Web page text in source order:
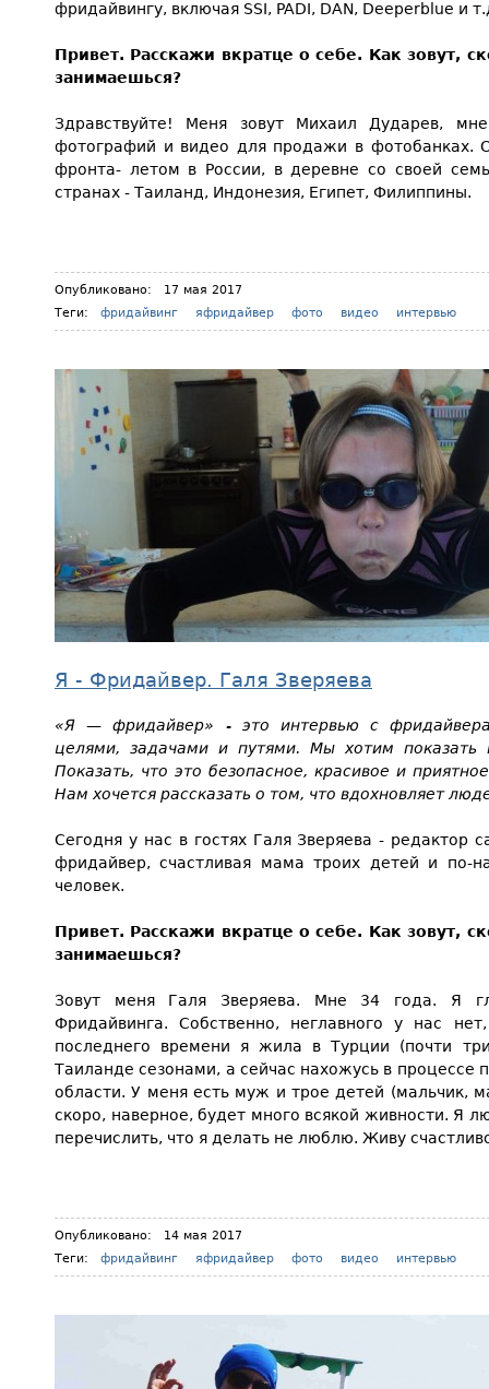
фридайвингу, включая SSI, PADI, DAN, Deeperblue и
Привет. Расскажи вкратце о себе. Как зовут,
занимаешься?
Здравствуйте! Меня зовут Михаил Дударев,
фотографий и видео для продажи в фотобанках.
фронта- летом в России, в деревне со своей
странах - Таиланд, Индонезия, Египет, Филиппины.
Опубликовано:
17 мая 2017
Теги:
фридайвинг яфридайвер фото видео интервью
Я - Фридайвер. Галя Зверяева
«Я — фридайвер» - это интервью с
целями, задачами и путями. Мы хотим показать
Показать, что это безопасное, красивое и
Нам хочется рассказать о том, что вдохновляет
Сегодня у нас в гостях Галя Зверяева - редактор
фридайвер, счастливая мама троих детей и по-
человек.
Привет. Расскажи вкратце о себе. Как зовут,
занимаешься?
Зовут меня Галя Зверяева. Мне 34 года. Я
Фридайвинга. Собственно, неглавного у нас
последнего времени я жила в Турции (почти
Таиланде сезонами, а сейчас нахожусь в процессе
области. У меня есть муж и трое детей (мальчик,
скоро, наверное, будет много всякой живности. Я
перечислить, что я делать не люблю. Живу
Опубликовано:
14 мая 2017
Теги:
фридайвинг яфридайвер фото видео интервью